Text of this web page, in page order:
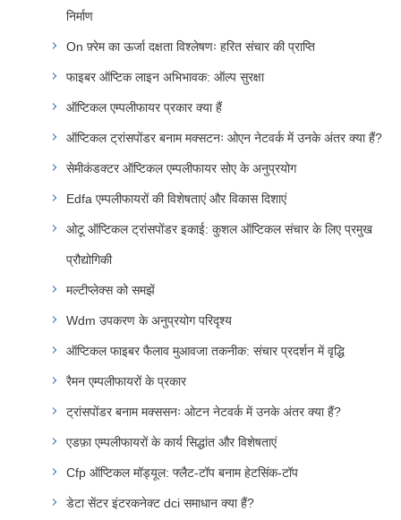
निर्माण
On फ़्रेम का ऊर्जा दक्षता विश्लेषणः हरित संचार की प्राप्ति
फाइबर ऑप्टिक लाइन अभिभावक: ऑल्प सुरक्षा
ऑप्टिकल एम्पलीफायर प्रकार क्या हैं
ऑप्टिकल ट्रांसपोंडर बनाम मक्सटनः ओएन नेटवर्क में उनके अंतर क्या हैं?
सेमीकंडक्टर ऑप्टिकल एम्पलीफायर सोए के अनुप्रयोग
Edfa एम्पलीफायरों की विशेषताएं और विकास दिशाएं
ओटू ऑप्टिकल ट्रांसपोंडर इकाई: कुशल ऑप्टिकल संचार के लिए प्रमुख
प्रौद्योगिकी
मल्टीप्लेक्स को समझें
Wdm उपकरण के अनुप्रयोग परिदृश्य
ऑप्टिकल फाइबर फैलाव मुआवजा तकनीक: संचार प्रदर्शन में वृद्धि
रैमन एम्पलीफायरों के प्रकार
ट्रांसपोंडर बनाम मक्ससनः ओटन नेटवर्क में उनके अंतर क्या हैं?
एडफ़ा एम्पलीफायरों के कार्य सिद्धांत और विशेषताएं
Cfp ऑप्टिकल मॉड्यूल: फ्लैट-टॉप बनाम हेटसिंक-टॉप
डेटा सेंटर इंटरकनेक्ट dci समाधान क्या हैं?